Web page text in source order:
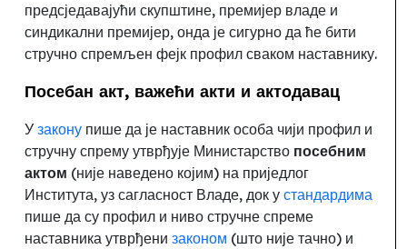
предсједавајући скупштине, премијер владе и
синдикални премијер, онда је сигурно да ће бити
стручно спремљен фејк профил сваком наставнику.
Посебан акт, важећи акти и актодавац
У закону пише да је наставник особа чији профил и
стручну спрему утврђује Министарство посебним
актом (није наведено којим) на приједлог
Института, уз сагласност Владе, док у стандардима
пише да су профил и ниво стручне спреме
наставника утврђени законом (што није тачно) и